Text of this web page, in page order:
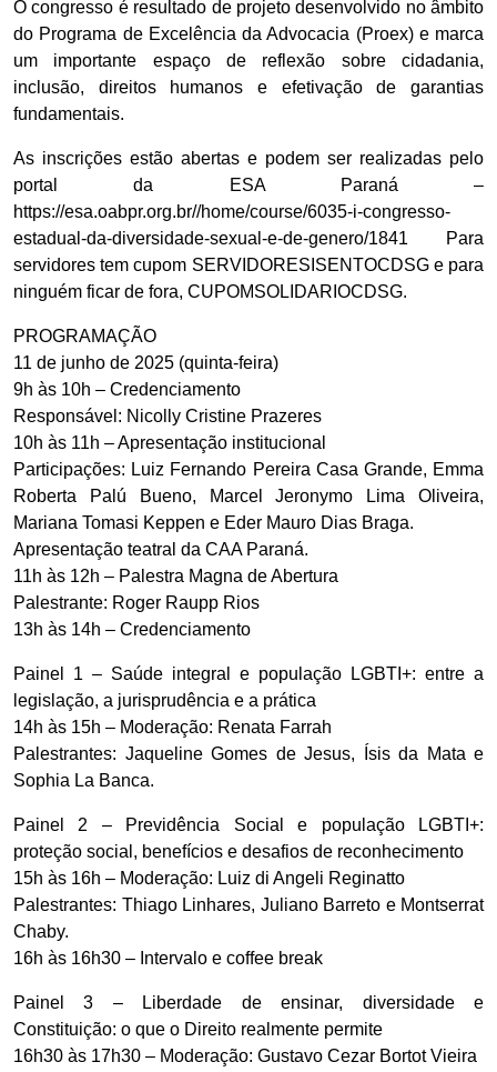
O congresso é resultado de projeto desenvolvido no âmbito
do Programa de Excelência da Advocacia (Proex) e marca
um importante espaço de reflexão sobre cidadania,
inclusão, direitos humanos e efetivação de garantias
fundamentais.
As inscrições estão abertas e podem ser realizadas pelo
portal da ESA Paraná –
https://esa.oabpr.org.br//home/course/6035-i-congresso-
estadual-da-diversidade-sexual-e-de-genero/1841 Para
servidores tem cupom SERVIDORESISENTOCDSG e para
ninguém ficar de fora, CUPOMSOLIDARIOCDSG.
PROGRAMAÇÃO
11 de junho de 2025 (quinta-feira)
9h às 10h – Credenciamento
Responsável: Nicolly Cristine Prazeres
10h às 11h – Apresentação institucional
Participações: Luiz Fernando Pereira Casa Grande, Emma
Roberta Palú Bueno, Marcel Jeronymo Lima Oliveira,
Mariana Tomasi Keppen e Eder Mauro Dias Braga.
Apresentação teatral da CAA Paraná.
11h às 12h – Palestra Magna de Abertura
Palestrante: Roger Raupp Rios
13h às 14h – Credenciamento
Painel 1 – Saúde integral e população LGBTI+: entre a
legislação, a jurisprudência e a prática
14h às 15h – Moderação: Renata Farrah
Palestrantes: Jaqueline Gomes de Jesus, Ísis da Mata e
Sophia La Banca.
Painel 2 – Previdência Social e população LGBTI+:
proteção social, benefícios e desafios de reconhecimento
15h às 16h – Moderação: Luiz di Angeli Reginatto
Palestrantes: Thiago Linhares, Juliano Barreto e Montserrat
Chaby.
16h às 16h30 – Intervalo e coffee break
Painel 3 – Liberdade de ensinar, diversidade e
Constituição: o que o Direito realmente permite
16h30 às 17h30 – Moderação: Gustavo Cezar Bortot Vieira